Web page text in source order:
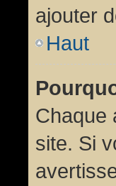
ajouter
Haut
Chaque
site. Si